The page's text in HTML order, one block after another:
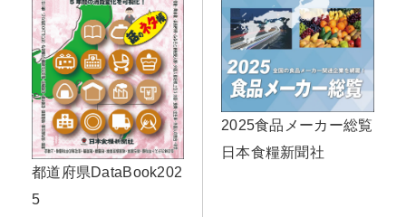
都道府県DataBook202
5
2025食品メーカー総覧
日本食糧新聞社